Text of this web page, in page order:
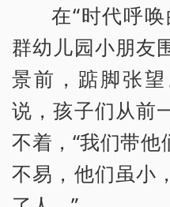
在“时代呼
群幼儿园小朋友
景前，踮脚张
说，孩子们从前
不着，“我们带他
不易，他们虽小